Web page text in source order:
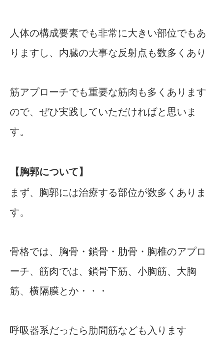
人体の構成要素でも非常に大きい部位でもあ
りますし、内臓の大事な反射点も数多くあり
筋アプローチでも重要な筋肉も多くあります
ので、ぜひ実践していただければと思いま
す。
【胸郭について】
まず、胸郭には治療する部位が数多くありま
す。
骨格では、胸骨・鎖骨・肋骨・胸椎のアプロ
ーチ、筋肉では、鎖骨下筋、小胸筋、大胸
筋、横隔膜とか・・・
呼吸器系だったら肋間筋なども入ります